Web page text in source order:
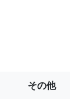
その他